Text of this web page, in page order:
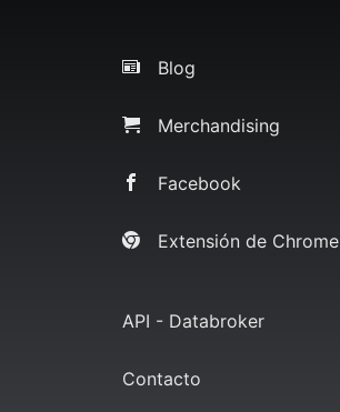
Blog
Merchandising
Facebook
Extensión de Chrome
API - Databroker
Contacto